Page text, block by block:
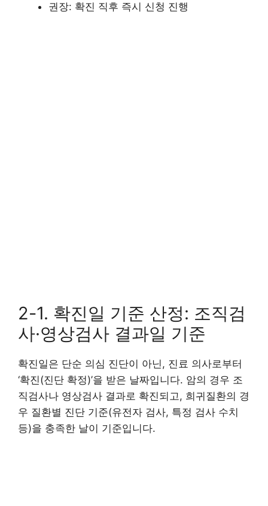
권장: 확진 직후 즉시 신청 진행
2-1. 확진일 기준 산정: 조직검
사·영상검사 결과일 기준
확진일은 단순 의심 진단이 아닌, 진료 의사로부터
‘확진(진단 확정)’을 받은 날짜입니다. 암의 경우 조
직검사나 영상검사 결과로 확진되고, 희귀질환의 경
우 질환별 진단 기준(유전자 검사, 특정 검사 수치
등)을 충족한 날이 기준입니다.